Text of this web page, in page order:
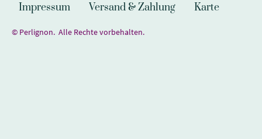
Impressum
Versand & Zahlung Karte
© Perlignon. Alle Rechte vorbehalten.